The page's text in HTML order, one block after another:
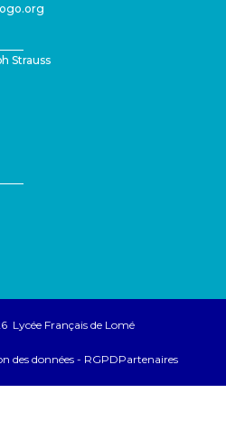
Strauss
Lycée Français de Lomé
des données - RGPDPartenaires